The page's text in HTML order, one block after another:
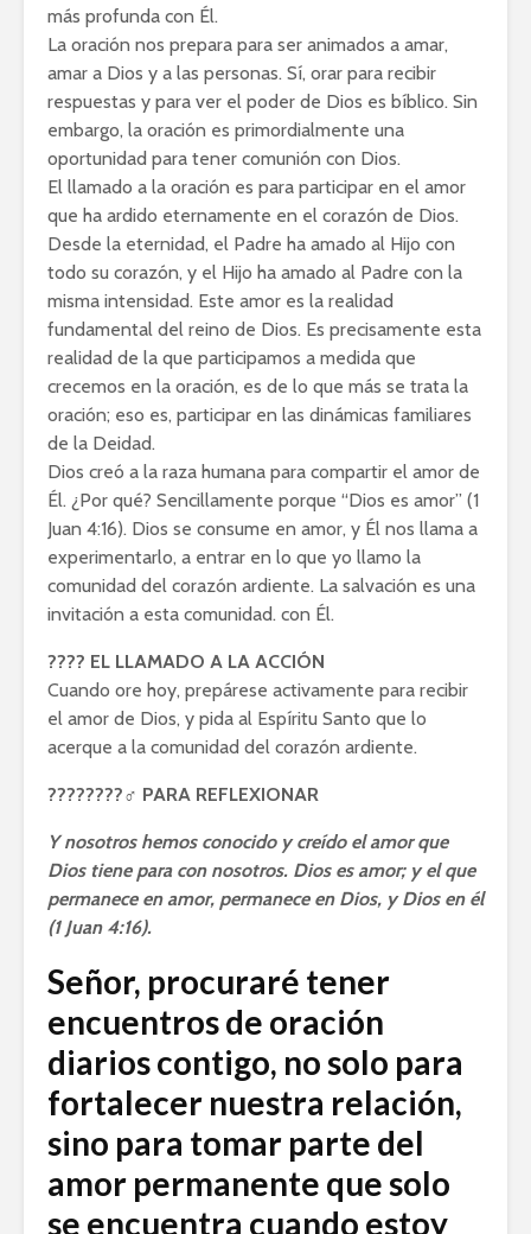
más profunda con Él.
La oración nos prepara para ser animados a amar,
amar a Dios y a las personas. Sí, orar para recibir
respuestas y para ver el poder de Dios es bíblico. Sin
embargo, la oración es primordialmente una
oportunidad para tener comunión con Dios.
El llamado a la oración es para participar en el amor
que ha ardido eternamente en el corazón de Dios.
Desde la eternidad, el Padre ha amado al Hijo con
todo su corazón, y el Hijo ha amado al Padre con la
misma intensidad. Este amor es la realidad
fundamental del reino de Dios. Es precisamente esta
realidad de la que participamos a medida que
crecemos en la oración, es de lo que más se trata la
oración; eso es, participar en las dinámicas familiares
de la Deidad.
Dios creó a la raza humana para compartir el amor de
Él. ¿Por qué? Sencillamente porque “Dios es amor” (1
Juan 4:16). Dios se consume en amor, y Él nos llama a
experimentarlo, a entrar en lo que yo llamo la
comunidad del corazón ardiente. La salvación es una
invitación a esta comunidad. con Él.
???? EL LLAMADO A LA ACCIÓN
Cuando ore hoy, prepárese activamente para recibir
el amor de Dios, y pida al Espíritu Santo que lo
acerque a la comunidad del corazón ardiente.
????????‍♂️ PARA REFLEXIONAR
Y nosotros hemos conocido y creído el amor que
Dios tiene para con nosotros. Dios es amor; y el que
permanece en amor, permanece en Dios, y Dios en él
(1 Juan 4:16).
Señor, procuraré tener
encuentros de oración
diarios contigo, no solo para
fortalecer nuestra relación,
sino para tomar parte del
amor permanente que solo
se encuentra cuando estoy